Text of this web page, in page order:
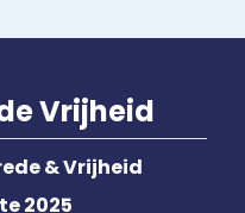
Vrijheid
& Vrijheid
2025